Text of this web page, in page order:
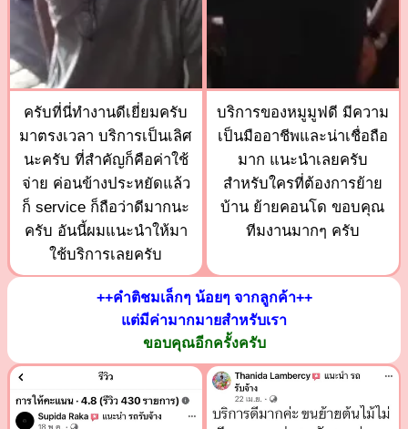
ครับที่นี่ทำงานดีเยี่ยมครับ
มาตรงเวลา บริการเป็นเลิศ
นะครับ ที่สำคัญก็คือค่าใช้
จ่าย ค่อนข้างประหยัดแล้ว
ก็ service ก็ถือว่าดีมากนะ
ครับ อันนี้ผมแนะนำให้มา
ใช้บริการเลยครับ
บริการของหมูมูฟดี มีความ
เป็นมืออาชีพและน่าเชื่อถือ
มาก แนะนำเลยครับ
สำหรับใครที่ต้องการย้าย
บ้าน ย้ายคอนโด ขอบคุณ
ทีมงานมากๆ ครับ
++คำติชมเล็กๆ น้อยๆ จากลูกค้า++
แต่มีค่ามากมายสำหรับเรา
ขอบคุณอีกครั้งครับ